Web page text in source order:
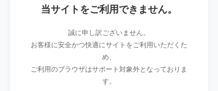
当サイトをご利用できません。
誠に申し訳ございません。
お客様に安全かつ快適にサイトをご利用いただくた
め、
ご利用のブラウザはサポート対象外となっておりま
す。